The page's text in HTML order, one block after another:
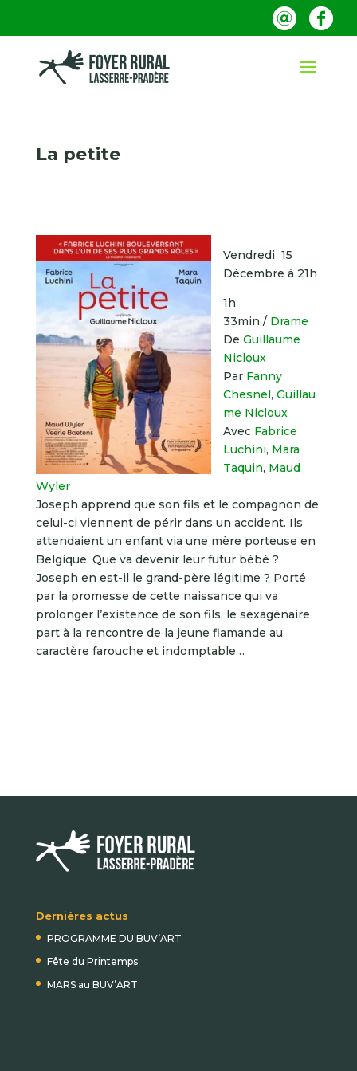
La petite
Vendredi 15
Décembre à 21h
1h
33min / Drame
De Guillaume
Nicloux
Par Fanny
Chesnel, Guillau
me Nicloux
Avec Fabrice
Luchini, Mara
Taquin, Maud
Wyler
Joseph apprend que son fils et le compagnon de
celui-ci viennent de périr dans un accident. Ils
attendaient un enfant via une mère porteuse en
Belgique. Que va devenir leur futur bébé ?
Joseph en est-il le grand-père légitime ? Porté
par la promesse de cette naissance qui va
prolonger l’existence de son fils, le sexagénaire
part à la rencontre de la jeune flamande au
caractère farouche et indomptable…
Dernières actus
PROGRAMME DU BUV’ART
Fête du Printemps
MARS au BUV’ART